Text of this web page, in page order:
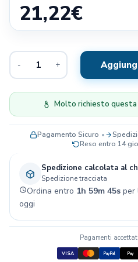
Exclusion
Terra Canis
Baldecchi
JRS- PET CARE
Savic
Blue Sky Clayworks
21,22€
- +
Molto richiesto
Pagamento Sicuro
Reso entro 14
Spedizione calcolata al
Spedizione tracciata
Ordina entro 1h 59m 44sper
oggi
Pagamenti accettati
VISA PayPal Pay